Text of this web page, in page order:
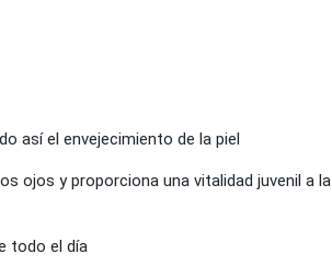
así el envejecimiento de la piel
ojos y proporciona una vitalidad juvenil a la
todo el día